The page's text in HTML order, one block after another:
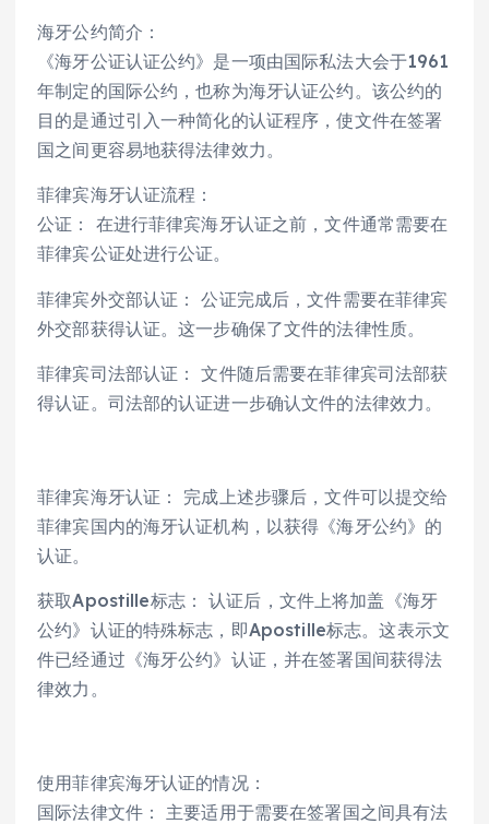
海牙公约简介：
《海牙公证认证公约》是一项由国际私法大会于1961
年制定的国际公约，也称为海牙认证公约。该公约的
目的是通过引入一种简化的认证程序，使文件在签署
国之间更容易地获得法律效力。
菲律宾海牙认证流程：
公证： 在进行菲律宾海牙认证之前，文件通常需要在
菲律宾公证处进行公证。
菲律宾外交部认证： 公证完成后，文件需要在菲律宾
外交部获得认证。这一步确保了文件的法律性质。
菲律宾司法部认证： 文件随后需要在菲律宾司法部获
得认证。司法部的认证进一步确认文件的法律效力。
菲律宾海牙认证： 完成上述步骤后，文件可以提交给
菲律宾国内的海牙认证机构，以获得《海牙公约》的
认证。
获取Apostille标志： 认证后，文件上将加盖《海牙
公约》认证的特殊标志，即Apostille标志。这表示文
件已经通过《海牙公约》认证，并在签署国间获得法
律效力。
使用菲律宾海牙认证的情况：
国际法律文件： 主要适用于需要在签署国之间具有法